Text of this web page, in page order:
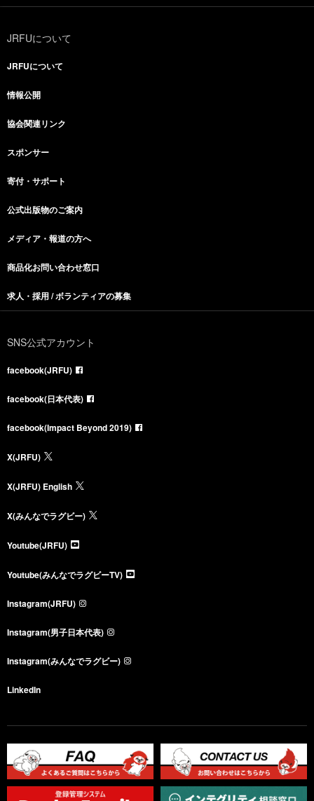
JRFUについて
JRFUについて
情報公開
協会関連リンク
スポンサー
寄付・サポート
公式出版物のご案内
メディア・報道の方へ
商品化お問い合わせ窓口
求人・採用 / ボランティアの募集
SNS公式アカウント
facebook(JRFU)
facebook(日本代表)
facebook(Impact Beyond 2019)
X(JRFU)
X(JRFU) English
X(みんなでラグビー)
Youtube(JRFU)
Youtube(みんなでラグビーTV)
Instagram(JRFU)
Instagram(男子日本代表)
Instagram(みんなでラグビー)
LinkedIn